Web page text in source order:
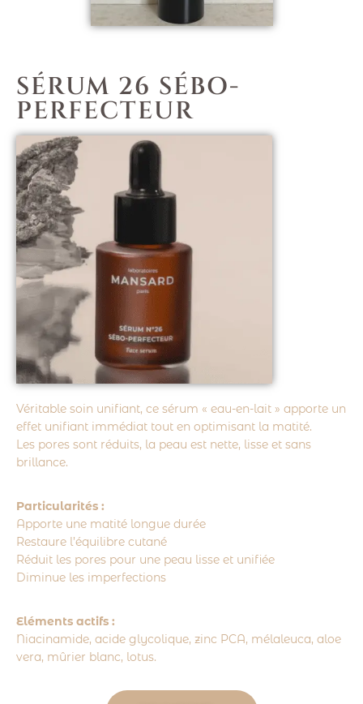
SÉRUM 26 SÉBO-
PERFECTEUR
Véritable soin unifiant, ce sérum « eau-en-lait » apporte un
effet unifiant immédiat tout en optimisant la matité.
Les pores sont réduits, la peau est nette, lisse et sans
brillance.
Particularités :
Apporte une matité longue durée
Restaure l’équilibre cutané
Réduit les pores pour une peau lisse et unifiée
Diminue les imperfections
Eléments actifs :
Niacinamide, acide glycolique, zinc PCA, mélaleuca, aloe
vera, mûrier blanc, lotus.